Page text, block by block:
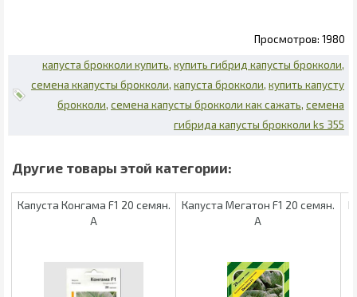
1980
капуста брокколи купить купить гибрид капусты брокколи
семена ккапусты брокколи капуста брокколи купить капусту
брокколи семена капусты брокколи как сажать семена
гибрида капусты брокколи ks 355
Капуста Конгама F1 20 семян.
А
Капуста Мегатон F1 20 семян.
А